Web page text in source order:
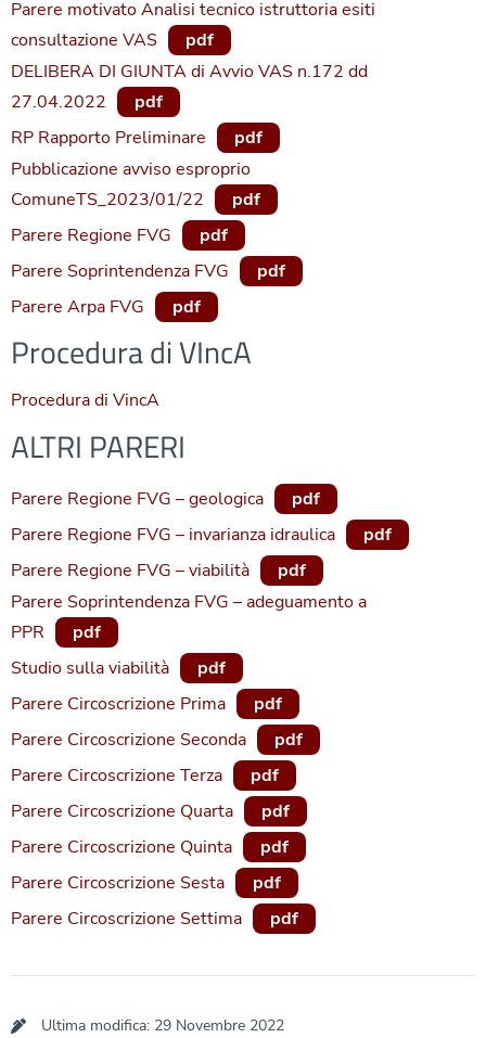
Parere motivato Analisi tecnico istruttoria esiti
consultazione VAS
pdf
DELIBERA DI GIUNTA di Avvio VAS n.172 dd
27.04.2022
pdf
RP Rapporto Preliminare
pdf
Pubblicazione avviso esproprio
ComuneTS_2023/01/22
pdf
Parere Regione FVG
pdf
Parere Soprintendenza FVG
pdf
Parere Arpa FVG
pdf
Procedura di VIncA
Procedura di VincA
ALTRI PARERI
Parere Regione FVG – geologica
pdf
Parere Regione FVG – invarianza idraulica
pdf
Parere Regione FVG – viabilità
pdf
Parere Soprintendenza FVG – adeguamento a
PPR
pdf
Studio sulla viabilità
pdf
Parere Circoscrizione Prima
pdf
Parere Circoscrizione Seconda
pdf
Parere Circoscrizione Terza
pdf
Parere Circoscrizione Quarta
pdf
Parere Circoscrizione Quinta
pdf
Parere Circoscrizione Sesta
pdf
Parere Circoscrizione Settima
pdf
Ultima modifica: 29 Novembre 2022